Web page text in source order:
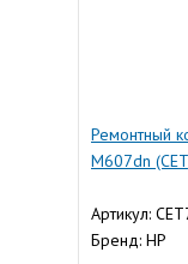
Ремонтный
M607dn
Артикул:
Бренд: HP